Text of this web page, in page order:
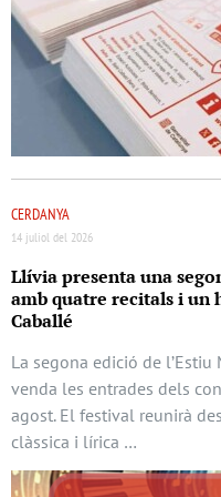
CERDANYA
14 juliol del 2026
Llívia presenta una
amb quatre recitals i un
Caballé
La segona edició de
venda les entrades dels
agost. El festival reunirà
clàssica i lírica …